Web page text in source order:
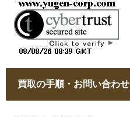
買取の手順・お問い合わせ